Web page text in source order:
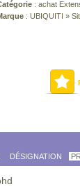
: achat
: UBIQUITI »
DÉSIGNATION